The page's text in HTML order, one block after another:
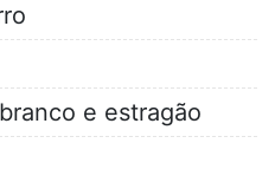
e estragão